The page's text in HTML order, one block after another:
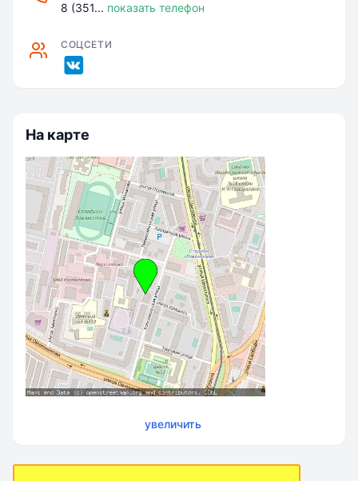
8 (351... показать телефон
СОЦСЕТИ
На карте
увеличить